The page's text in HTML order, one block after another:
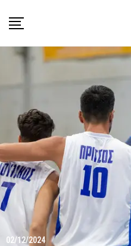
02/12/2024